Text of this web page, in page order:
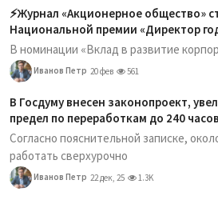
⚡️Журнал «Акционерное общество»
Национальной премии «Директор
В номинации «Вклад в развитие
Иванов Петр 20 фев 561
В Госдуму внесен законопроект,
предел по переработкам до 240
Согласно пояснительной записке,
работать сверхурочно
Иванов Петр 22 дек, 25 1.3K